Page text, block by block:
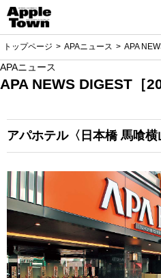
トップページ APAニュース APA
APAニュース
APA NEWS DIGEST［
アパホテル〈日本橋 馬喰横